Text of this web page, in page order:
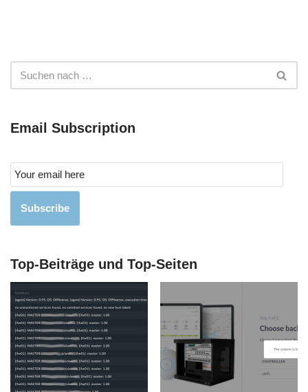
Email Subscription
Subscribe
Top-Beiträge und Top-Seiten